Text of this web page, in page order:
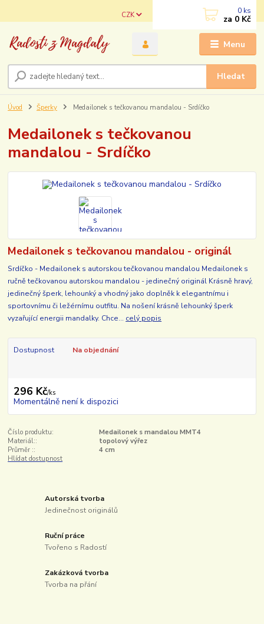
Menu
CZK
Hledat
0 ks
za 0 Kč
Úvod Šperky Medailonek s tečkovanou mandalou - Srdíčko
Medailonek s tečkovanou
mandalou - Srdíčko
Medailonek s tečkovanou mandalou - originál
Srdíčko - Medailonek s autorskou tečkovanou mandalou Medailonek s
ručně tečkovanou autorskou mandalou - jedinečný originál Krásně hravý,
jedinečný šperk, lehounký a vhodný jako doplněk k elegantnímu i
sportovnímu či ležérnímu outfitu. Na nošení krásně lehounký šperk
vyzařující energii mandalky. Chce... celý popis
Dostupnost Na objednání
296 Kč/ks
Momentálně není k dispozici
Číslo produktu:
Medailonek s mandalou MMT4
Materiál::
topolový výřez
Průměr ::
4 cm
Hlídat dostupnost
Autorská tvorba
Jedinečnost originálů
Ruční práce
Tvořeno s Radostí
Zakázková tvorba
Tvorba na přání